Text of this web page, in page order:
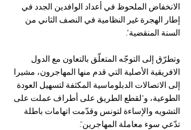
الانخفاض الملحوظ في أعداد الوافدين الجدد في
إطار الهجرة غير النظامية في النصف الثاني من
السنة المنقضية".
وتطرّق إلى التوجّه المتعلّق بالتعاون مع الدول
الافريقية الأصلية التي قدم منها المهاجرون، مشيرا
إلى الاتصالات الدبلوماسية المكثفة لتسهيل العودة
الطوعية، و"لقطع الطريق على أطراف عملت على
التشويه والإساءة لتونس وقدّمت اتهامات باطلة
تدّعي سوء معاملة المهاجرين".